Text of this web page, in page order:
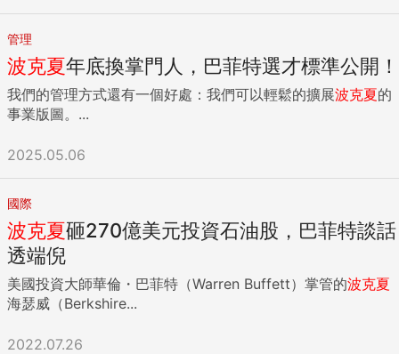
管理
波克夏年底換掌門人，巴菲特選才標準公開！
我們的管理方式還有一個好處：我們可以輕鬆的擴展波克夏的
事業版圖。...
2025.05.06
國際
波克夏砸270億美元投資石油股，巴菲特談話
透端倪
美國投資大師華倫・巴菲特（Warren Buffett）掌管的波克夏
海瑟威（Berkshire...
2022.07.26